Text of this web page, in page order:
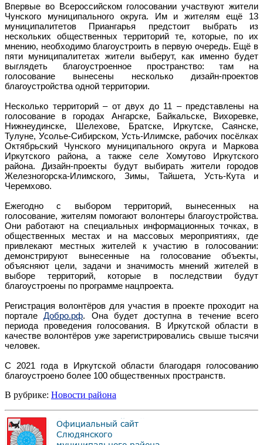
Впервые во Всероссийском голосовании участвуют жители
Чунского муниципального округа. Им и жителям ещё 13
муниципалитетов Приангарья предстоит выбрать из
нескольких общественных территорий те, которые, по их
мнению, необходимо благоустроить в первую очередь. Ещё в
пяти муниципалитетах жители выберут, как именно будет
выглядеть благоустроенное пространство: там на
голосование вынесены несколько дизайн-проектов
благоустройства одной территории.
Несколько территорий – от двух до 11 – представлены на
голосование в городах Ангарске, Байкальске, Вихоревке,
Нижнеудинске, Шелехове, Братске, Иркутске, Саянске,
Тулуне, Усолье-Сибирском, Усть-Илимске, рабочих посёлках
Октябрьский Чунского муниципального округа и Маркова
Иркутского района, а также селе Хомутово Иркутского
района. Дизайн-проекты будут выбирать жители городов
Железногорска-Илимского, Зимы, Тайшета, Усть-Кута и
Черемхово.
Ежегодно с выбором территорий, вынесенных на
голосование, жителям помогают волонтеры благоустройства.
Они работают на специальных информационных точках, в
общественных местах и на массовых мероприятиях, где
привлекают местных жителей к участию в голосовании:
демонстрируют вынесенные на голосование объекты,
объясняют цели, задачи и значимость мнений жителей в
выборе территорий, которые в последствии будут
благоустроены по программе нацпроекта.
Регистрация волонтёров для участия в проекте проходит на
порталеДобро.рф. Она будет доступна в течение всего
периода проведения голосования. В Иркутской области в
качестве волонтёров уже зарегистрировались свыше тысячи
человек.
С 2021 года в Иркутской области благодаря голосованию
благоустроено более 100 общественных пространств.
В рубрике: Новости района